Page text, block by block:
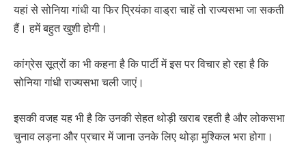
यहां से सोनिया गांधी या फिर प्रियंका वाड्रा चाहें तो राज्यसभा जा सकती
हैं। हमें बहुत खुशी होगी।
कांग्रेस सूत्रों का भी कहना है कि पार्टी में इस पर विचार हो रहा है कि
सोनिया गांधी राज्यसभा चली जाएं।
इसकी वजह यह भी है कि उनकी सेहत थोड़ी खराब रहती है और लोकसभा
चुनाव लड़ना और प्रचार में जाना उनके लिए थोड़ा मुश्किल भरा होगा।